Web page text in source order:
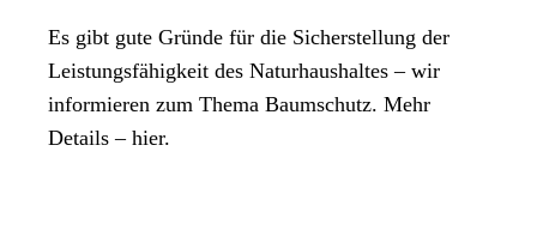
Es gibt gute Gründe für die Sicherstellung der
Leistungsfähigkeit des Naturhaushaltes – wir
informieren zum Thema Baumschutz. Mehr
Details – hier.